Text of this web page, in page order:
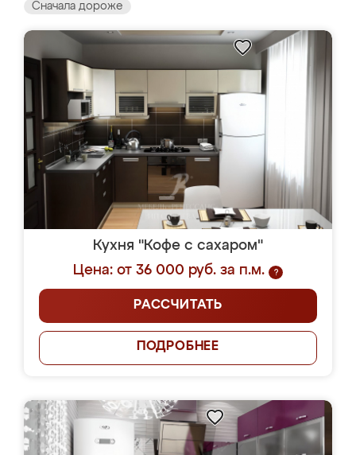
Сначала дороже
Кухня "Кофе с сахаром"
Цена: от 36 000 руб. за п.м.
?
РАССЧИТАТЬ
ПОДРОБНЕЕ